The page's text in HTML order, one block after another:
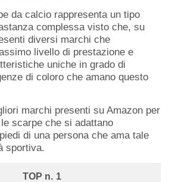
da calcio rappresenta un tipo
complessa visto che, su
diversi marchi che
livello di prestazione e
uniche in grado di
di coloro che amano questo
marchi presenti su Amazon per
scarpe che si adattano
di una persona che ama tale
sportiva.
1